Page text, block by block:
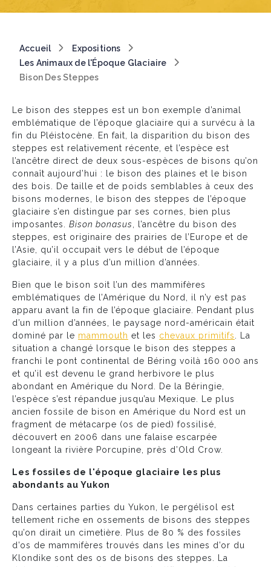
Breadcrumb
Accueil
Expositions
Les Animaux de l'Époque Glaciaire
Bison Des Steppes
Le bison des steppes est un bon exemple d’animal
emblématique de l’époque glaciaire qui a survécu à la
fin du Pléistocène. En fait, la disparition du bison des
steppes est relativement récente, et l’espèce est
l’ancêtre direct de deux sous-espèces de bisons qu’on
connaît aujourd’hui : le bison des plaines et le bison
des bois. De taille et de poids semblables à ceux des
bisons modernes, le bison des steppes de l’époque
glaciaire s’en distingue par ses cornes, bien plus
imposantes. Bison bonasus
, l’ancêtre du bison des
steppes, est originaire des prairies de l’Europe et de
l’Asie, qu’il occupait vers le début de l’époque
glaciaire, il y a plus d’un million d’années.
Bien que le bison soit l’un des mammifères
emblématiques de l’Amérique du Nord, il n’y est pas
apparu avant la fin de l’époque glaciaire. Pendant plus
d’un million d’années, le paysage nord-américain était
dominé par le mammouth et les chevaux primitifs
. La
situation a changé lorsque le bison des steppes a
franchi le pont continental de Béring voilà 160 000 ans
et qu’il est devenu le grand herbivore le plus
abondant en Amérique du Nord. De la Béringie,
l’espèce s’est répandue jusqu’au Mexique. Le plus
ancien fossile de bison en Amérique du Nord est un
fragment de métacarpe (os de pied) fossilisé,
découvert en 2006 dans une falaise escarpée
longeant la rivière Porcupine, près d’Old Crow.
Les fossiles de l'époque glaciaire les plus
abondants au Yukon
Dans certaines parties du Yukon, le pergélisol est
tellement riche en ossements de bisons des steppes
qu’on dirait un cimetière. Plus de 80 % des fossiles
d’os de mammifères trouvés dans les mines d’or du
Klondike sont des os de bisons des steppes. La